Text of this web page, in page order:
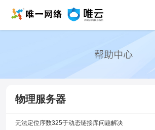
物理服务器
无法定位序数325于动态链接库问题解决